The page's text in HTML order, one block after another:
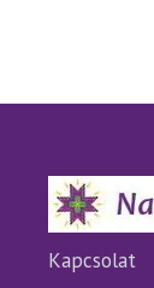
A
ki
Kapcsolat